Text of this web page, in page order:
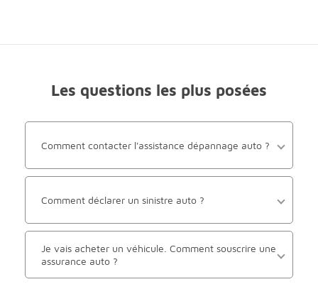
Les questions les plus posées
Comment contacter l'assistance dépannage auto ?
Comment déclarer un sinistre auto ?
Je vais acheter un véhicule. Comment souscrire une
assurance auto ?